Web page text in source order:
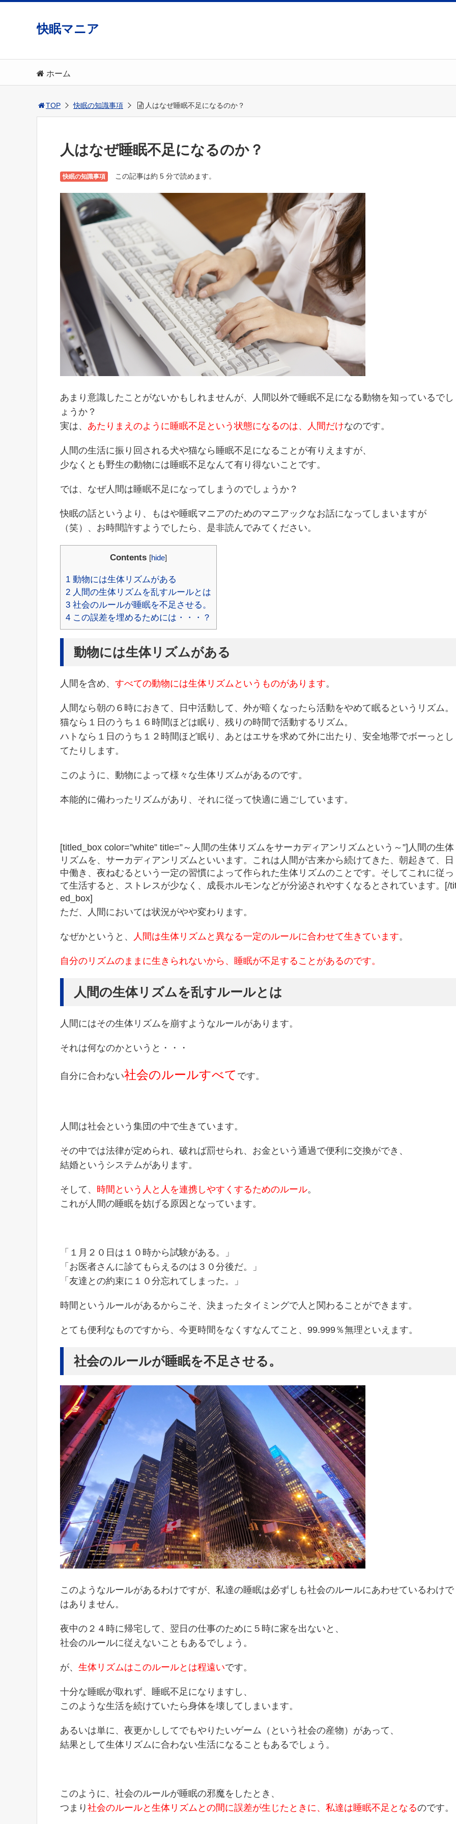
快眠マニア
ホーム
TOP 快眠の知識事項 人はなぜ睡眠不足になるのか？
人はなぜ睡眠不足になるのか？
快眠の知識事項 この記事は約 5 分で読めます。
あまり意識したことがないかもしれませんが、人間以外で睡眠不足になる動物を知っているでし
ょうか？
実は、 あたりまえのように睡眠不足という状態になるのは、人間だけなのです。
人間の生活に振り回される犬や猫なら睡眠不足になることが有りえますが、
少なくとも野生の動物には睡眠不足なんて有り得ないことです。
では、なぜ人間は睡眠不足になってしまうのでしょうか？
快眠の話というより、もはや睡眠マニアのためのマニアックなお話になってしまいますが
（笑）、お時間許すようでしたら、是非読んでみてください。
Contents [hide]
1 動物には生体リズムがある
2 人間の生体リズムを乱すルールとは
3 社会のルールが睡眠を不足させる。
4 この誤差を埋めるためには・・・？
動物には生体リズムがある
人間を含め、 すべての動物には生体リズムというものがあります。
人間なら朝の６時におきて、日中活動して、外が暗くなったら活動をやめて眠るというリズム。
猫なら１日のうち１６時間ほどは眠り、残りの時間で活動するリズム。
ハトなら１日のうち１２時間ほど眠り、あとはエサを求めて外に出たり、安全地帯でボーっとし
てたりします。
このように、動物によって様々な生体リズムがあるのです。
本能的に備わったリズムがあり、それに従って快適に過ごしています。
[titled_box color=”white” title=”～人間の生体リズムをサーカディアンリズムという～”]人間の生体
リズムを、サーカディアンリズムといいます。これは人間が古来から続けてきた、朝起きて、日
中働き、夜ねむるという一定の習慣によって作られた生体リズムのことです。そしてこれに従っ
て生活すると、ストレスが少なく、成長ホルモンなどが分泌されやすくなるとされています。[/
ed_box]
ただ、人間においては状況がやや変わります。
なぜかというと、 人間は生体リズムと異なる一定のルールに合わせて生きています。
自分のリズムのままに生きられないから、睡眠が不足することがあるのです。
人間の生体リズムを乱すルールとは
人間にはその生体リズムを崩すようなルールがあります。
それは何なのかというと・・・
自分に合わない社会のルールすべて です。
人間は社会という集団の中で生きています。
その中では法律が定められ、破れば罰せられ、お金という通過で便利に交換ができ、
結婚というシステムがあります。
そして、 時間という人と人を連携しやすくするためのルール。
これが人間の睡眠を妨げる原因となっています。
「１月２０日は１０時から試験がある。」
「お医者さんに診てもらえるのは３０分後だ。」
「友達との約束に１０分忘れてしまった。」
時間というルールがあるからこそ、決まったタイミングで人と関わることができます。
とても便利なものですから、今更時間をなくすなんてこと、99.999％無理といえます。
社会のルールが睡眠を不足させる。
このようなルールがあるわけですが、私達の睡眠は必ずしも社会のルールにあわせているわけで
はありません。
夜中の２４時に帰宅して、翌日の仕事のために５時に家を出ないと、
社会のルールに従えないこともあるでしょう。
が、 生体リズムはこのルールとは程遠いです。
十分な睡眠が取れず、睡眠不足になりますし、
このような生活を続けていたら身体を壊してしまいます。
あるいは単に、夜更かししてでもやりたいゲーム（という社会の産物）があって、
結果として生体リズムに合わない生活になることもあるでしょう。
このように、社会のルールが睡眠の邪魔をしたとき、
つまり 社会のルールと生体リズムとの間に誤差が生じたときに、私達は睡眠不足となるのです。